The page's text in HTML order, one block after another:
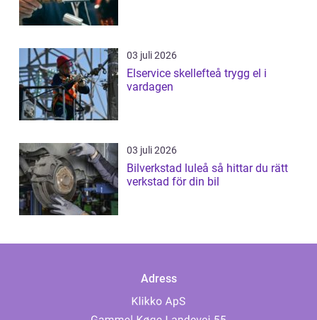
03 juli 2026
Elservice skellefteå trygg el i
vardagen
03 juli 2026
Bilverkstad luleå så hittar du rätt
verkstad för din bil
Adress